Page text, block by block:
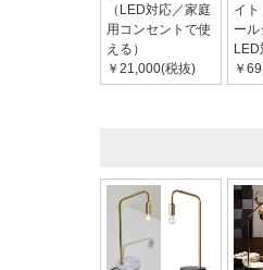
（LED対応／家庭
用コンセントで使
える）
￥21,000(税抜)
イ
ール
LED
￥